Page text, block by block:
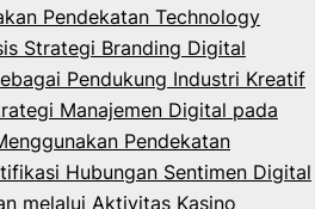
Pendekatan Technology
Strategi Branding Digital
Pendukung Industri Kreatif
Manajemen Digital pada
Pendekatan
Hubungan Sentimen Digital
melalui Aktivitas Kasino